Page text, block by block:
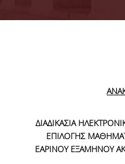
ΔΙΑΔΙΚΑΣΙΑ
ΕΠΙΛΟΓΗΣ
ΕΑΡΙΝΟΥ ΕΞΑΜΗΝΟΥ